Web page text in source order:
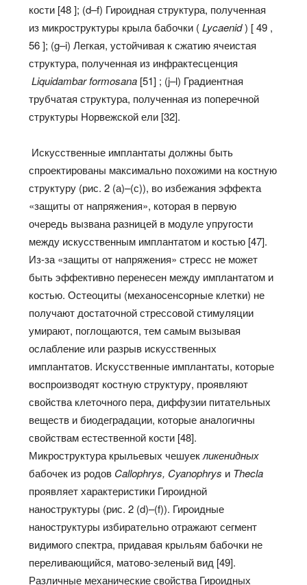
кости [48 ]; (d–f) Гироидная структура, полученная
из микроструктуры крыла бабочки (Lycaenid) [ 49 ,
56 ]; (g–i) Легкая, устойчивая к сжатию ячеистая
структура, полученная из инфрактесценция
Liquidambar formosana [51] ; (j–l) Градиентная
трубчатая структура, полученная из поперечной
структуры Норвежской ели [32].
Искусственные имплантаты должны быть
спроектированы максимально похожими на костную
структуру (рис. 2 (а)–(с)), во избежания эффекта
«защиты от напряжения», которая в первую
очередь вызвана разницей в модуле упругости
между искусственным имплантатом и костью [47].
Из-за «защиты от напряжения» стресс не может
быть эффективно перенесен между имплантатом и
костью. Остеоциты (механосенсорные клетки) не
получают достаточной стрессовой стимуляции
умирают, поглощаются, тем самым вызывая
ослабление или разрыв искусственных
имплантатов. Искусственные имплантаты, которые
воспроизводят костную структуру, проявляют
свойства клеточного пера, диффузии питательных
веществ и биодеградации, которые аналогичны
свойствам естественной кости [48].
Микроструктура крыльевых чешуекликенидных
бабочек из родов Callophrys, Cyanophrys и Thecla
проявляет характеристики Гироидной
наноструктуры (рис. 2 (d)–(f)). Гироидные
наноструктуры избирательно отражают сегмент
видимого спектра, придавая крыльям бабочки не
переливающийся, матово-зеленый вид [49].
Различные механические свойства Гироидных